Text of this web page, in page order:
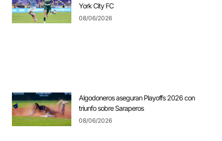
York City FC
08/06/2026
Algodoneros aseguran Playoffs 2026 con
triunfo sobre Saraperos
08/06/2026